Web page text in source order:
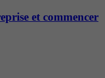
et commencer